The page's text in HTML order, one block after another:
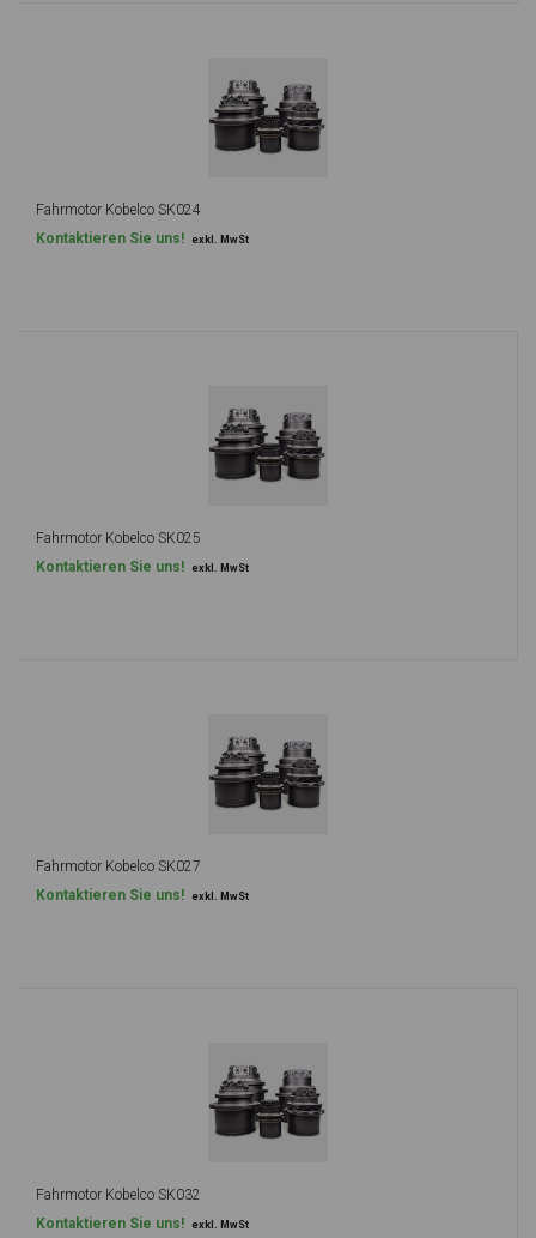
Fahrmotor Kobelco SK024
Kontaktieren Sie uns! exkl. MwSt
Fahrmotor Kobelco SK025
Kontaktieren Sie uns! exkl. MwSt
Fahrmotor Kobelco SK027
Kontaktieren Sie uns! exkl. MwSt
Fahrmotor Kobelco SK032
Kontaktieren Sie uns! exkl. MwSt